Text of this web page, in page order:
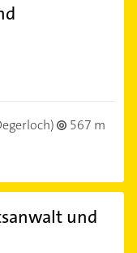
567 m
und